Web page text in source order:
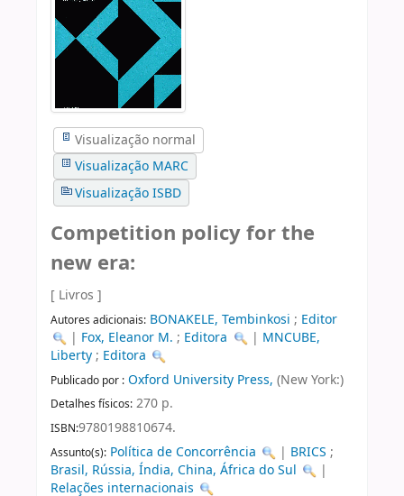
Visualização normal
Visualização MARC
Visualização ISBD
Competition policy for the
new era:
[ Livros ]
Autores adicionais: BONAKELE, Tembinkosi ; Editor
| Fox, Eleanor M. ; Editora | MNCUBE,
Liberty; Editora
Publicado por : Oxford University Press, (New York:)
Detalhes físicos: 270 p.
ISBN:9780198810674.
Assunto(s): Política de Concorrência | BRICS ;
Brasil, Rússia, Índia, China, África do Sul
|
Relações internacionais